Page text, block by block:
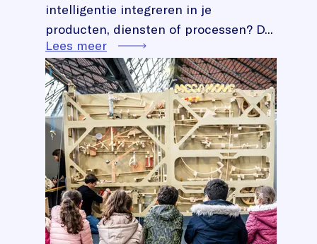
intelligentie integreren in je
producten, diensten of processen? D...
Lees meer